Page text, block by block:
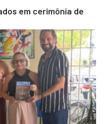
em cerimônia de